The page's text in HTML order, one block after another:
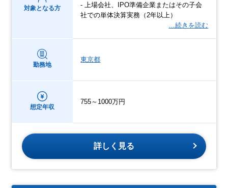
対象となる方
- 上場会社、IPO準備企業またはその子会
社での単体決算実務（2年以上）
…続きを読む
勤務地
東京都
想定年収
755～1000万円
詳しく見る